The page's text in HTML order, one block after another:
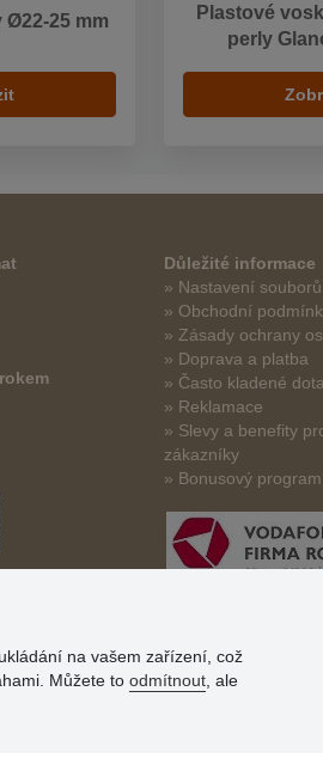
Ø22-25 mm
Plastové
perly
Důležité informace
» Nastavení
» Obchodní
» Zásady ochrany
» Doprava a platba
» Často kladené
» Reklamace
» Slevy a benefity
zákazníky
» Bonusový
na vašem zařízení, což
Můžete to odmítnout , ale